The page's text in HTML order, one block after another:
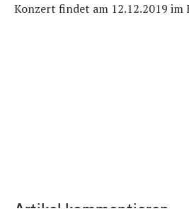
Konzert findet am 12.12.2019 im
Artikel kommentieren